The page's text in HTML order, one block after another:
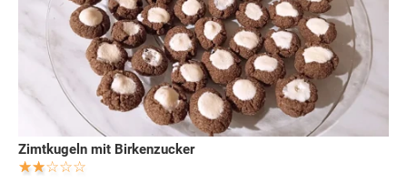
Zimtkugeln mit Birkenzucker